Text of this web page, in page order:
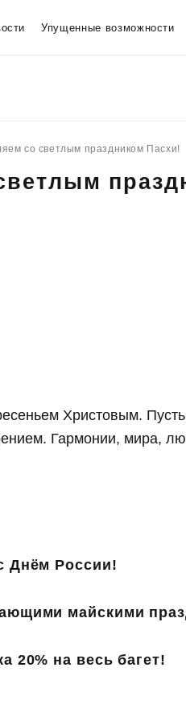
Упущенные возможности
со светлым праздником Пасхи!
Христовым.
Гармонии, мира,
Днём России!
майскими
20% на весь багет!